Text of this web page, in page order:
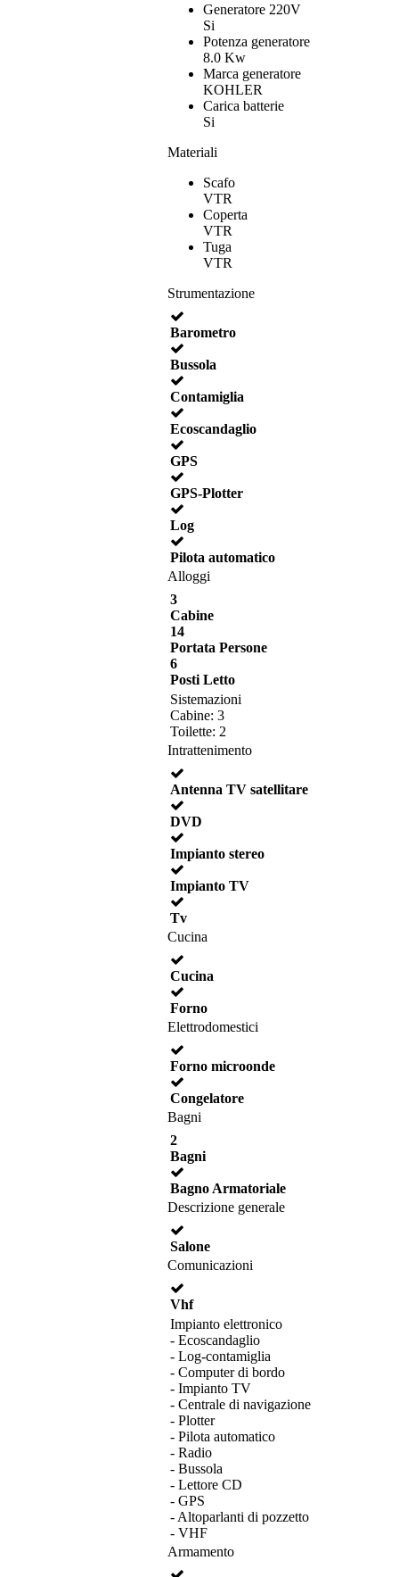
Generatore 220V
Si
Potenza generatore
8.0 Kw
Marca generatore
KOHLER
Carica batterie
Si
Materiali
Scafo
VTR
Coperta
VTR
Tuga
VTR
Strumentazione
Barometro
Bussola
Contamiglia
Ecoscandaglio
GPS
GPS-Plotter
Log
Pilota automatico
Alloggi
3
Cabine
14
Portata Persone
6
Posti Letto
Sistemazioni
Cabine: 3
Toilette: 2
Intrattenimento
Antenna TV satellitare
DVD
Impianto stereo
Impianto TV
Tv
Cucina
Cucina
Forno
Elettrodomestici
Forno microonde
Congelatore
Bagni
2
Bagni
Bagno Armatoriale
Descrizione generale
Salone
Comunicazioni
Vhf
Impianto elettronico
- Ecoscandaglio
- Log-contamiglia
- Computer di bordo
- Impianto TV
- Centrale di navigazione
- Plotter
- Pilota automatico
- Radio
- Bussola
- Lettore CD
- GPS
- Altoparlanti di pozzetto
- VHF
Armamento